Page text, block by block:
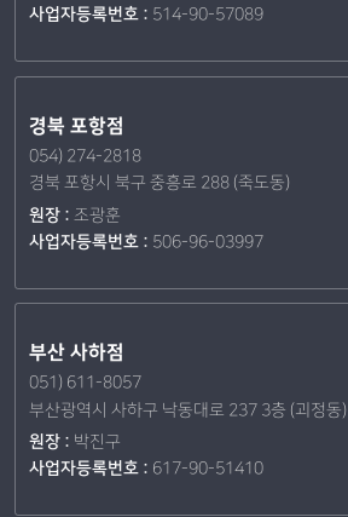
사업자등록번호 : 514-90-57089
경북 포항점
054) 274-2818
경북 포항시 북구 중흥로 288 (죽도동)
원장 :조광훈
사업자등록번호 : 506-96-03997
부산 사하점
051) 611-8057
부산광역시 사하구 낙동대로 237 3층 (괴정동)
원장 : 박진구
사업자등록번호 : 617-90-51410